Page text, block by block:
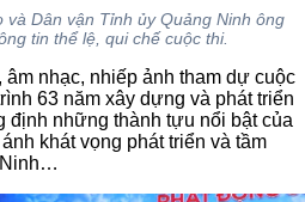
và Dân vận Tỉnh ủy Quảng Ninh ông
tin thể lệ, qui chế cuộc thi.
nhạc, nhiếp ảnh tham dự cuộc
63 năm xây dựng và phát triển
định những thành tựu nổi bật của
khát vọng phát triển và tầm
Ninh…